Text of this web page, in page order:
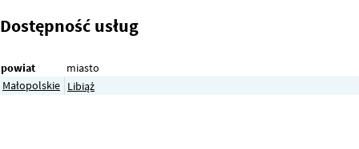
Dostępność usług
powiat
miasto
Małopolskie Libiąż